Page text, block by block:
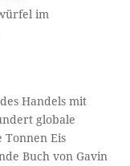
im
Handels mit
globale
Tonnen Eis
Buch von Gavin